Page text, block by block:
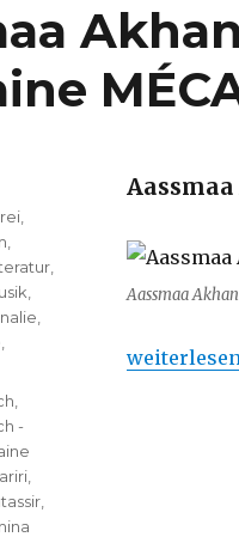
Aassmaa
„Aassmaa
-